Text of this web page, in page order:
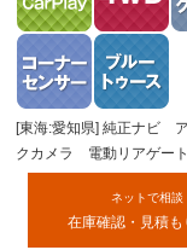
[東海:愛知県] 純正ナビ
クカメラ 電動リアゲー
ネットで相談
在庫確認・見積も